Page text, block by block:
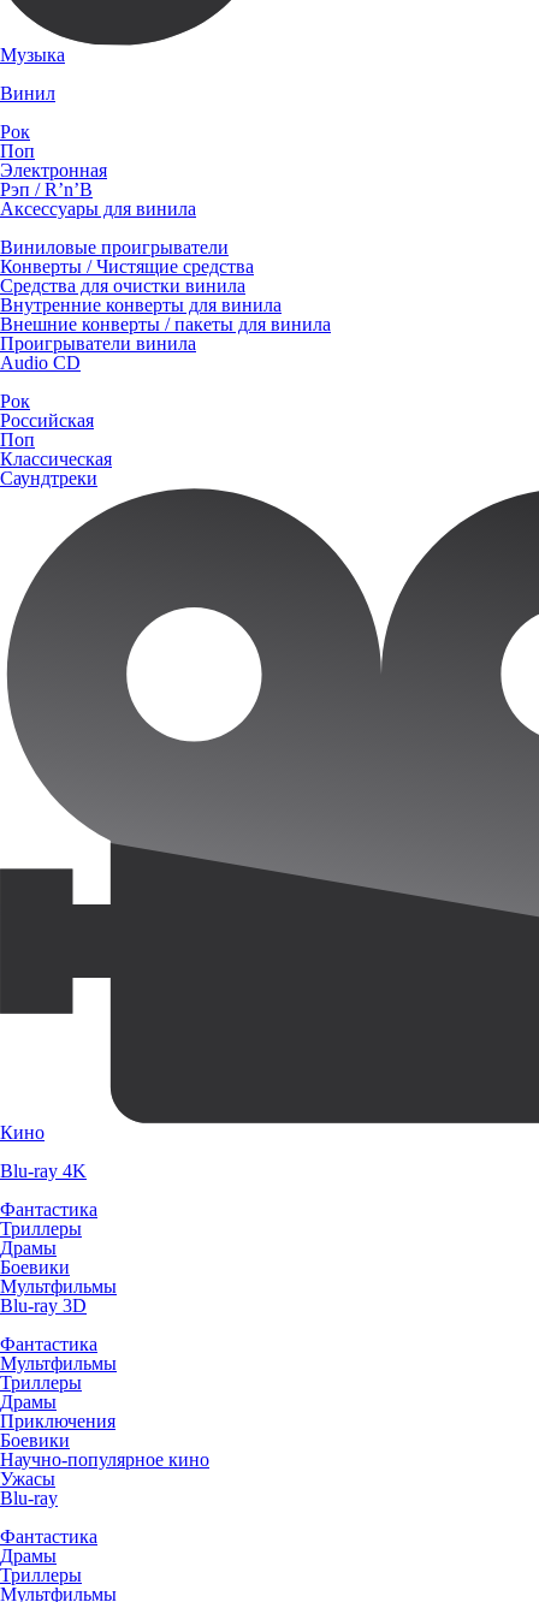
Музыка
Винил
Рок
Поп
Электронная
Рэп / R’n’B
Аксессуары для винила
Виниловые проигрыватели
Конверты / Чистящие средства
Средства для очистки винила
Внутренние конверты для винила
Внешние конверты / пакеты для винила
Проигрыватели винила
Audio CD
Рок
Российская
Поп
Классическая
Саундтреки
Кино
Blu-ray 4K
Фантастика
Триллеры
Драмы
Боевики
Мультфильмы
Blu-ray 3D
Фантастика
Мультфильмы
Триллеры
Драмы
Приключения
Боевики
Научно-популярное кино
Ужасы
Blu-ray
Фантастика
Драмы
Триллеры
Мультфильмы